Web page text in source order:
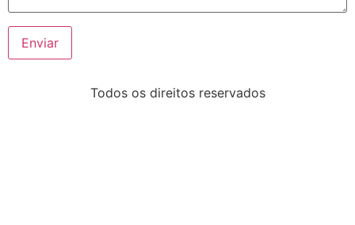
Todos os direitos reservados